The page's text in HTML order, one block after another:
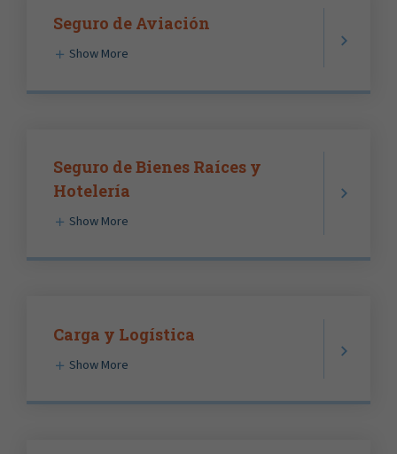
Seguro de Aviación
Show More
Seguro de Bienes Raíces y
Hotelería
Show More
Carga y Logística
Show More